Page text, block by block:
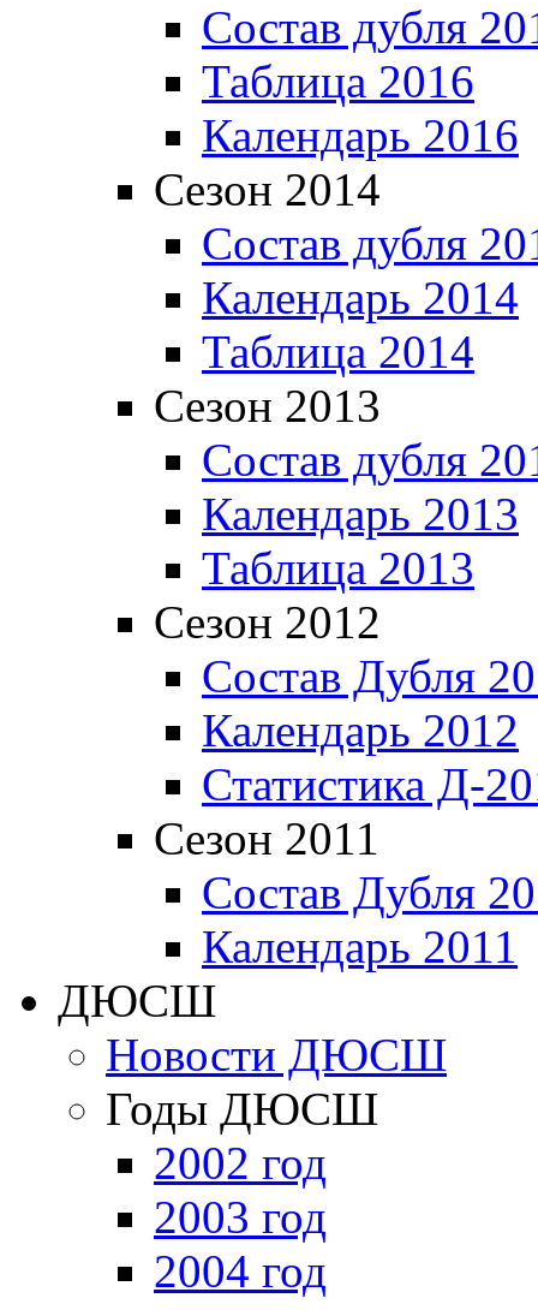
Состав дубля
Таблица 2016
Календарь 2016
Сезон 2014
Состав дубля
Календарь 2014
Таблица 2014
Сезон 2013
Состав дубля
Календарь 2013
Таблица 2013
Сезон 2012
Состав Дубля
Календарь 2012
Статистика Д-
Сезон 2011
Состав Дубля
Календарь 2011
ДЮСШ
Новости ДЮСШ
Годы ДЮСШ
2002 год
2003 год
2004 год